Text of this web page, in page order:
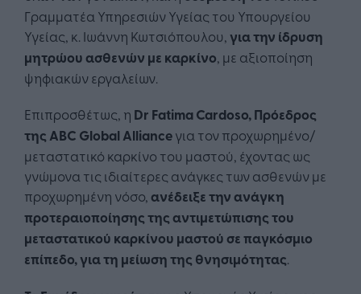
Γραμματέα Υπηρεσιών Υγείας του Υπουργείου
Υγείας, κ. Ιωάννη Κωτσιόπουλου, για την ίδρυση
μητρώου ασθενών με καρκίνο, με αξιοποίηση
ψηφιακών εργαλείων.
Επιπροσθέτως, η Dr Fatima Cardoso, Πρόεδρος
της ABC Global Allianceγια τον προχωρημένο/
μεταστατικό καρκίνο του μαστού, έχοντας ως
γνώμονα τις ιδιαίτερες ανάγκες των ασθενών με
προχωρημένη νόσο, ανέδειξε την ανάγκη
προτεραιοποίησης της αντιμετώπισης του
μεταστατικού καρκίνου μαστού σε παγκόσμιο
επίπεδο, για τη μείωση της θνησιμότητας.